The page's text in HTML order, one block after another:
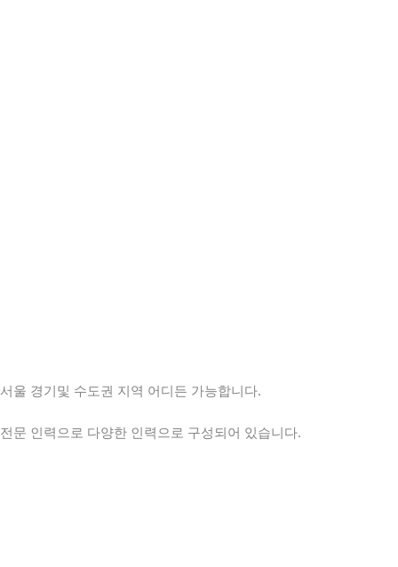
서울 경기및 수도권 지역 어디든 가능합니다.
전문 인력으로 다양한 인력으로 구성되어 있습니다.